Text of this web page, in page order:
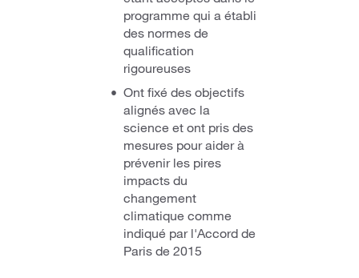
programme qui a établi
des normes de
qualification
rigoureuses
Ont fixé des objectifs
alignés avec la
science et ont pris des
mesures pour aider à
prévenir les pires
impacts du
changement
climatique comme
indiqué par l'Accord de
Paris de 2015